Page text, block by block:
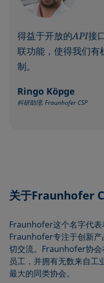
得益于开放的API接
联功能，使得我们有
制。
Ringo Köpge
科研助理, Fraunhofer CSP
关于Fraunhofer
Fraunhofer这个名字代表
Fraunhofer专注于创新
切交流。Fraunhofer协会
员工，并拥有无数来自工
最大的同类协会。